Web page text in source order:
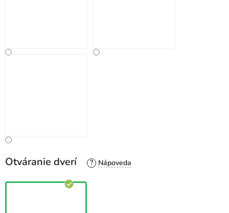
Otváranie dverí ?